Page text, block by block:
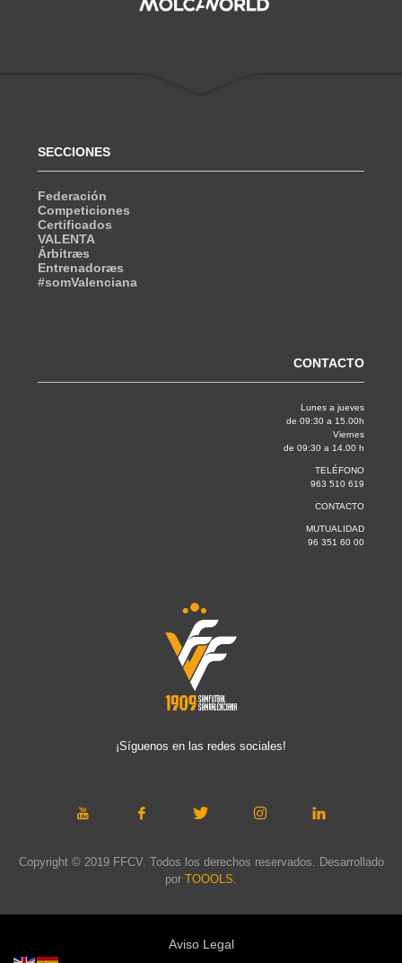
SECCIONES
Federación
Competiciones
Certificados
VALENTA
Árbitræs
Entrenadoræs
#somValenciana
CONTACTO
Lunes a jueves
de 09:30 a 15.00h
Viernes
de 09:30 a 14.00 h
TELÉFONO
963 510 619
CONTACTO
MUTUALIDAD
96 351 60 00
¡Síguenos en las redes sociales!
Copyright © 2019 FFCV. Todos los derechos reservados. Desarrollado
por TOOOLS
Aviso Legal